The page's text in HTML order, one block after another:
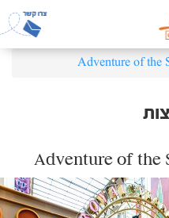
Adventure of the
Adventure of the